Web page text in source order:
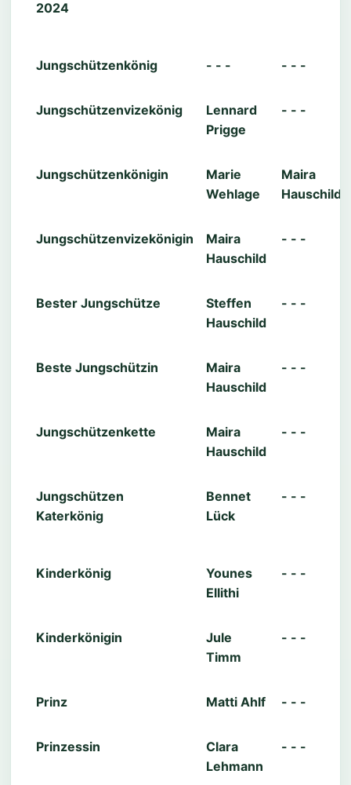
2024
Jungschützenkönig - - - - - -
Jungschützenvizekönig
Lennard
Prigge
- - -
Jungschützenkönigin
Marie
Wehlage
Maira
Hauschild
Jungschützenvizekönigin
Maira
Hauschild
- - -
Bester Jungschütze
Steffen
Hauschild
- - -
Beste Jungschützin
Maira
Hauschild
- - -
Jungschützenkette
Maira
Hauschild
- - -
Jungschützen
Katerkönig
Bennet
Lück
- - -
Kinderkönig
Younes
Ellithi
- - -
Kinderkönigin
Jule
Timm
- - -
Prinz Matti Ahlf - - -
Prinzessin
Clara
Lehmann
- - -